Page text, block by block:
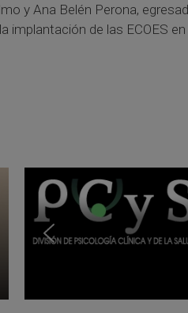
y Ana Belén Perona,
de las ECOES